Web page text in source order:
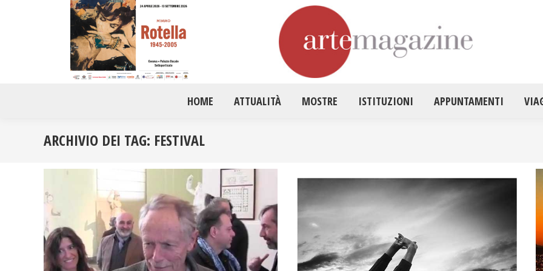
HOME ATTUALITÀ MOSTRE ISTITUZIONI APPUNTAMENTI
ARCHIVIO DEI TAG: FESTIVAL
HOME